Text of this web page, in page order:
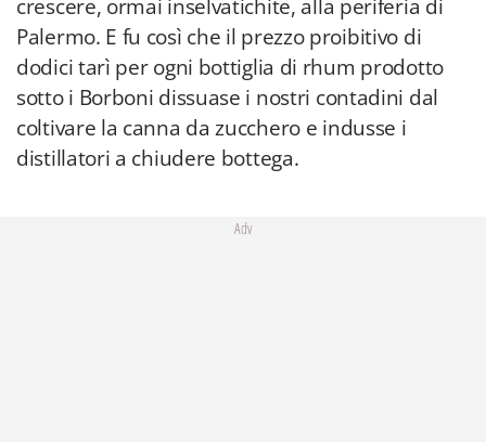
crescere, ormai inselvatichite, alla periferia di
Palermo. E fu così che il prezzo proibitivo di
dodici tarì per ogni bottiglia di rhum prodotto
sotto i Borboni dissuase i nostri contadini dal
coltivare la canna da zucchero e indusse i
distillatori a chiudere bottega.
Adv